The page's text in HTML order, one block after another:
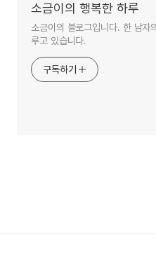
소금이의 행복한 하루
소금이의 블로그입니다. 한 남자
루고 있습니다.
구독하기